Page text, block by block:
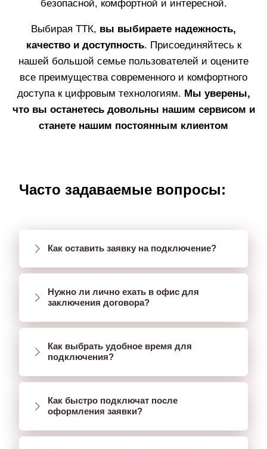
безопасной, комфортной и интересной.
Выбирая ТТК, вы выбираете надежность,
качество и доступность. Присоединяйтесь к
нашей большой семье пользователей и оцените
все преимущества современного и комфортного
доступа к цифровым технологиям. Мы уверены,
что вы останетесь довольны нашим сервисом и
станете нашим постоянным клиентом
Часто задаваемые вопросы:
Как оставить заявку на подключение?
Нужно ли лично ехать в офис для
заключения договора?
Как выбрать удобное время для
подключения?
Как быстро подключат после
оформления заявки?